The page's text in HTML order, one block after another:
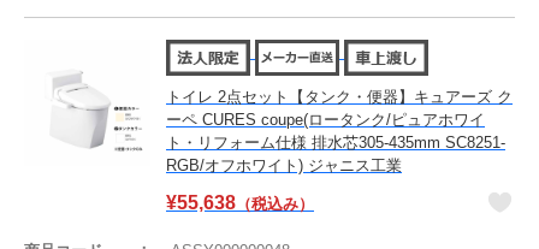
トイレ 2点セット【タンク・便器】キュアーズ ク
ーペ CURES coupe(ロータンク/ピュアホワイ
ト・リフォーム仕様 排水芯305-435mm SC8251-
RGB/オフホワイト) ジャニス工業
¥55,638 （税込み）